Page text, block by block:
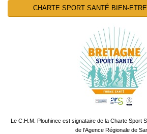
CHARTE SPORT SANTÉ BIEN-
Le C.H.M. Plouhinec est signataire de la Charte Sport
de l'Agence Régionale de